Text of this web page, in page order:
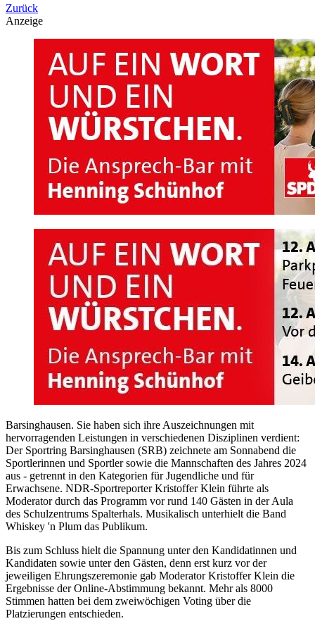
Zurück
Anzeige
Barsinghausen. Sie haben sich ihre Auszeichnungen mit
hervorragenden Leistungen in verschiedenen Disziplinen verdient:
Der Sportring Barsinghausen (SRB) zeichnete am Sonnabend die
Sportlerinnen und Sportler sowie die Mannschaften des Jahres 2024
aus - getrennt in den Kategorien für Jugendliche und für
Erwachsene. NDR-Sportreporter Kristoffer Klein führte als
Moderator durch das Programm vor rund 140 Gästen in der Aula
des Schulzentrums Spalterhals. Musikalisch unterhielt die Band
Whiskey 'n Plum das Publikum.
Bis zum Schluss hielt die Spannung unter den Kandidatinnen und
Kandidaten sowie unter den Gästen, denn erst kurz vor der
jeweiligen Ehrungszeremonie gab Moderator Kristoffer Klein die
Ergebnisse der Online-Abstimmung bekannt. Mehr als 8000
Stimmen hatten bei dem zweiwöchigen Voting über die
Platzierungen entschieden.